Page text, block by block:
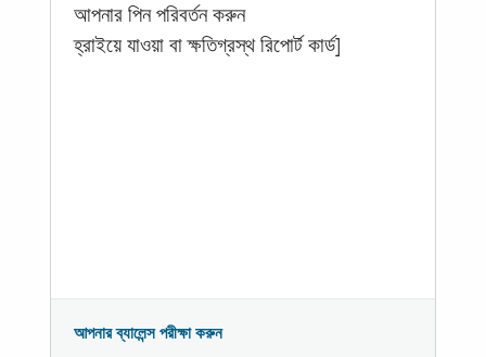
আপনার পিন পরিবর্তন করুন
হ্রাইয়ে যাওয়া বা ক্ষতিগ্রস্থ রিপোর্ট কার্ড]
আপনার ব্যালেন্স পরীক্ষা করুন